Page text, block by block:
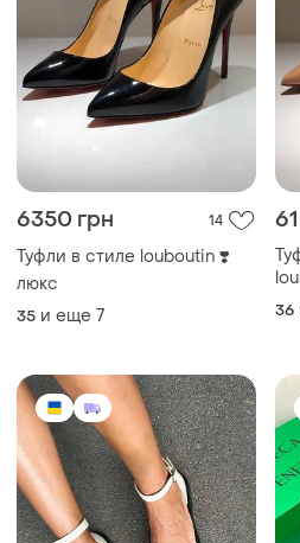
6350 грн 14
Туфли в стиле louboutin ❣️
люкс
35 и еще 7 36